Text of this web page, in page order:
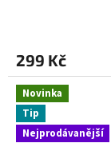
299 Kč
Novinka
Tip
Nejprodávanější